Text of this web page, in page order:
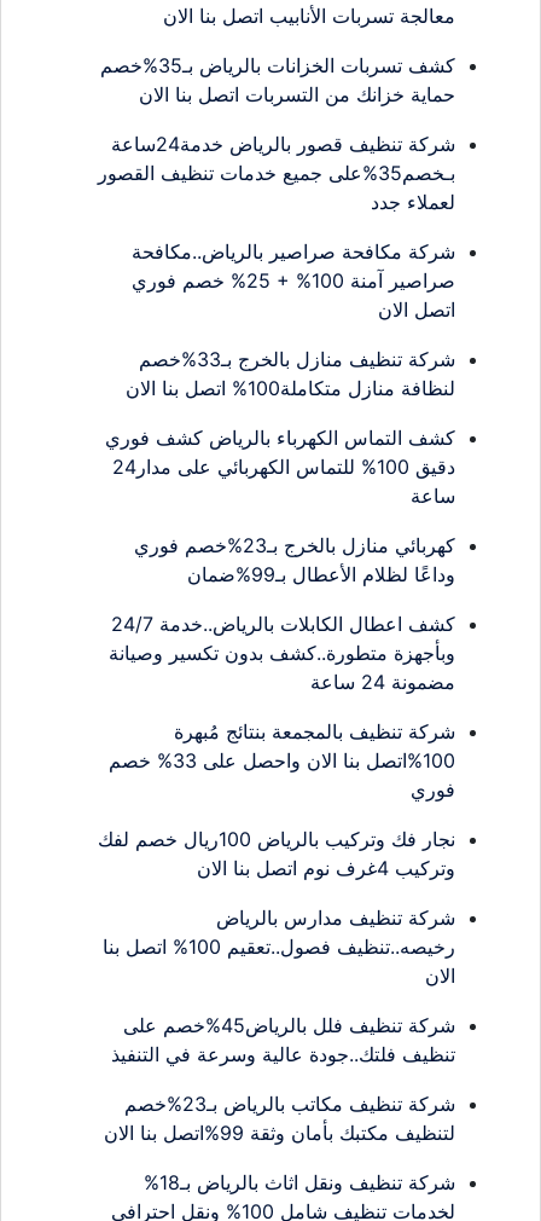
معالجة تسربات الأنابيب اتصل بنا الان
كشف تسربات الخزانات بالرياض بـ35%خصم
حماية خزانك من التسربات اتصل بنا الان
شركة تنظيف قصور بالرياض خدمة24ساعة
بـخصم35%على جميع خدمات تنظيف القصور
لعملاء جدد
شركة مكافحة صراصير بالرياض..مكافحة
صراصير آمنة 100% + 25% خصم فوري
اتصل الان
شركة تنظيف منازل بالخرج بـ33%خصم
لنظافة منازل متكاملة100% اتصل بنا الان
كشف التماس الكهرباء بالرياض كشف فوري
دقيق 100% للتماس الكهربائي على مدار24
ساعة
كهربائي منازل بالخرج بـ23%خصم فوري
وداعًا لظلام الأعطال بـ99%ضمان
كشف اعطال الكابلات بالرياض..خدمة 24/7
وبأجهزة متطورة..كشف بدون تكسير وصيانة
مضمونة 24 ساعة
شركة تنظيف بالمجمعة بنتائج مُبهرة
100%اتصل بنا الان واحصل على 33% خصم
فوري
نجار فك وتركيب بالرياض 100ريال خصم لفك
وتركيب 4غرف نوم اتصل بنا الان
شركة تنظيف مدارس بالرياض
رخيصه..تنظيف فصول..تعقيم 100% اتصل بنا
الان
شركة تنظيف فلل بالرياض45%خصم على
تنظيف فلتك..جودة عالية وسرعة في التنفيذ
شركة تنظيف مكاتب بالرياض بـ23%خصم
لتنظيف مكتبك بأمان وثقة 99%اتصل بنا الان
شركة تنظيف ونقل اثاث بالرياض بـ18%
لخدمات تنظيف شامل 100% ونقل احترافي